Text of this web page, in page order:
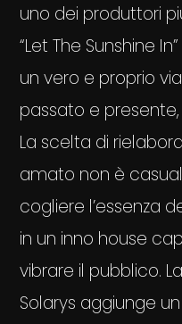
uno dei produttori
“Let The Sunshine
un vero e proprio
passato e
La scelta di
amato non è
cogliere l’essenza
in un inno house
vibrare il pubblico.
Solarys aggiunge